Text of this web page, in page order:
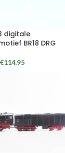
digitale
BR18 DRG
€114.95